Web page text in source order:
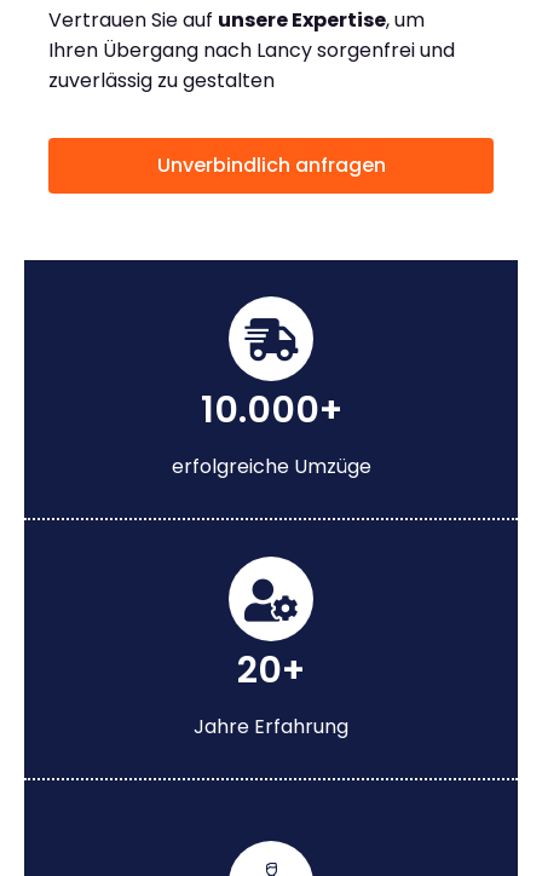
Vertrauen Sie auf unsere Expertise, um
Ihren Übergang nach Lancy sorgenfrei und
zuverlässig zu gestalten
Unverbindlich anfragen
10.000+
erfolgreiche Umzüge
20+
Jahre Erfahrung